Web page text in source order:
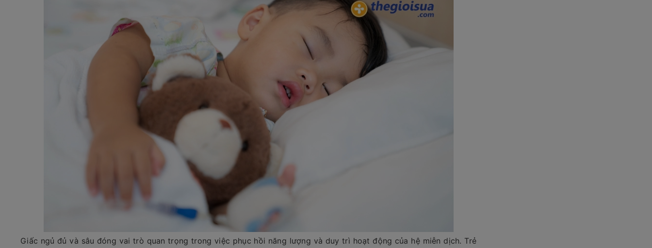
Giấc ngủ đủ và sâu đóng vai trò quan trọng trong việc phục hồi năng lượng và duy trì hoạt động của hệ miễn dịch. Trẻ